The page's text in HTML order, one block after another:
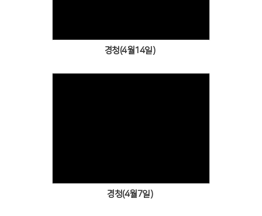
경청(4월14일)
경청(4월7일)